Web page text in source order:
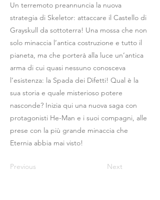
Un terremoto preannuncia la nuova
strategia di Skeletor: attaccare il Castello di
Grayskull da sottoterra! Una mossa che non
solo minaccia l’antica costruzione e tutto il
pianeta, ma che porterà alla luce un’antica
arma di cui quasi nessuno conosceva
l’esistenza: la Spada dei Difetti! Qual è la
sua storia e quale misterioso potere
nasconde? Inizia qui una nuova saga con
protagonisti He-Man e i suoi compagni, alle
prese con la più grande minaccia che
Eternia abbia mai visto!
Previous Next